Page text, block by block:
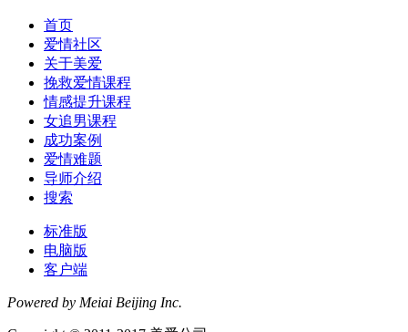
首页
爱情社区
关于美爱
挽救爱情课程
情感提升课程
女追男课程
成功案例
爱情难题
导师介绍
搜索
标准版
电脑版
客户端
Powered by Meiai Beijing Inc.